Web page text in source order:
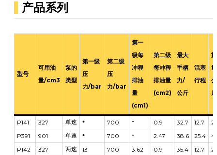
产品系列
型号
可用油
量/cm3
泵的
类型
第一级
压
力/bar
第二级
压
力/bar
第一
级每
冲程
排油
量
(cm1)
第二级
每冲程
排油量
(cm2)
最大
手柄
力/
公斤
活塞
行程
重
公
斤
P141 327 单速 * 700 * 0.9 32.7 12.7
P391
901 单速 * 700 * 2.47 38.6 25.4
P142
327 两速 13 700 3.62 0.9 35.4 12.7